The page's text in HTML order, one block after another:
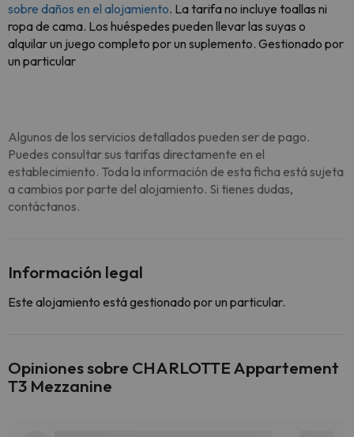
sobre daños en el alojamiento. La tarifa no incluye toallas ni
ropa de cama. Los huéspedes pueden llevar las suyas o
alquilar un juego completo por un suplemento. Gestionado por
un particular
Algunos de los servicios detallados pueden ser de pago.
Puedes consultar sus tarifas directamente en el
establecimiento. Toda la información de esta ficha está sujeta
a cambios por parte del alojamiento. Si tienes dudas,
contáctanos.
Información legal
Este alojamiento está gestionado por un particular.
Opiniones sobre CHARLOTTE Appartement
T3 Mezzanine